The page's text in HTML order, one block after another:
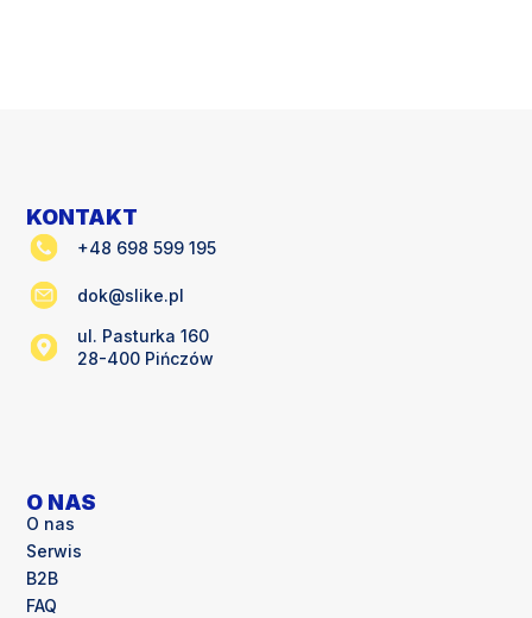
O NAS
O nas
Serwis
B2B
FAQ
KONTAKT
+48 698 599 195
dok@slike.pl
ul. Pasturka 160
28-400 Pińczów